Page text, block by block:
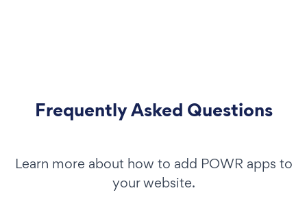
Frequently Asked Questions
Learn more about how to add POWR apps to
your website.